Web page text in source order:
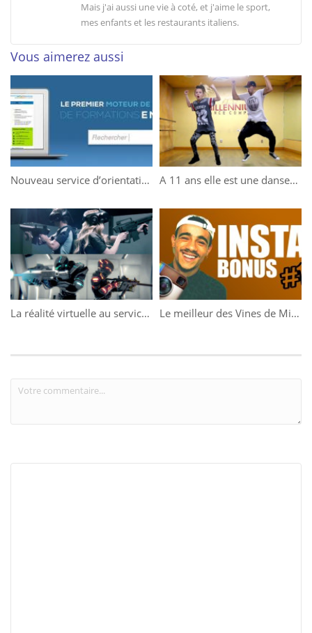
Mais j'ai aussi une vie à coté, et j'aime le sport,
mes enfants et les restaurants italiens.
Vous aimerez aussi
Nouveau service d’orientation pour les étudiants A 11 ans elle est une danseuse exceptionnelle !
La réalité virtuelle au service d’un nouveau parc ! Le meilleur des Vines de Mister V